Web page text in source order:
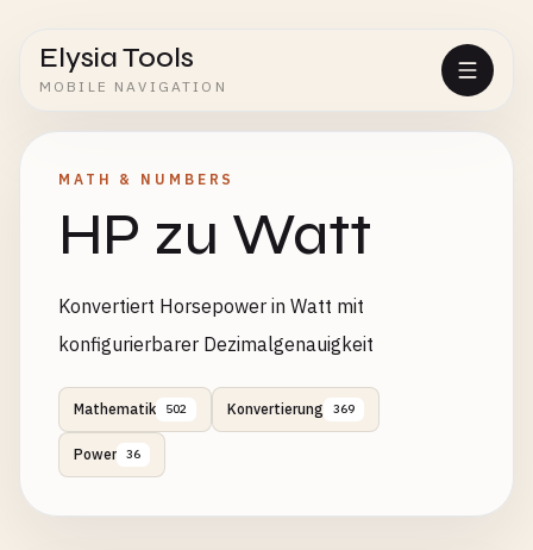
Elysia Tools
MOBILE NAVIGATION
MATH & NUMBERS
HP zu Watt
Konvertiert Horsepower in Watt mit
konfigurierbarer Dezimalgenauigkeit
Mathematik 502 Konvertierung 369
Power 36